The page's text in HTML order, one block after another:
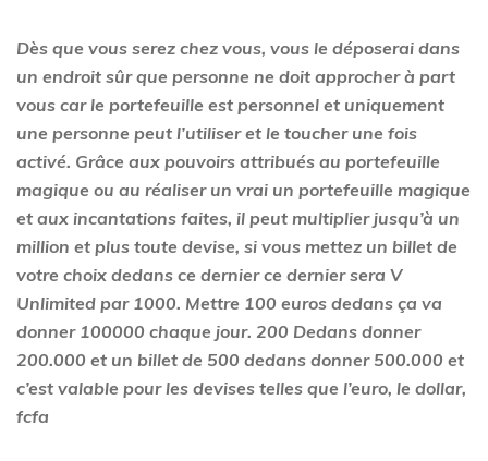
Dès que vous serez chez vous, vous le déposerai dans
un endroit sûr que personne ne doit approcher à part
vous car le portefeuille est personnel et uniquement
une personne peut l’utiliser et le toucher une fois
activé. Grâce aux pouvoirs attribués au portefeuille
magique ou au réaliser un vrai un portefeuille magique
et aux incantations faites, il peut multiplier jusqu’à un
million et plus toute devise, si vous mettez un billet de
votre choix dedans ce dernier ce dernier sera V
Unlimited par 1000. Mettre 100 euros dedans ça va
donner 100000 chaque jour. 200 Dedans donner
200.000 et un billet de 500 dedans donner 500.000 et
c’est valable pour les devises telles que l’euro, le dollar,
fcfa